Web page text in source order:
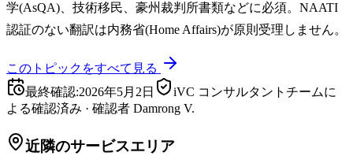
学(AsQA)、技術移民、豪州裁判所書類などに必須。NAATI
認証のない翻訳は内務省(Home Affairs)が原則受理しません。
このトピックをすべて見る
最終確認:2026年5月2日
iVC コンサルタントチームに
よる確認済み · 確認者 Damrong V.
近隣のサービスエリア